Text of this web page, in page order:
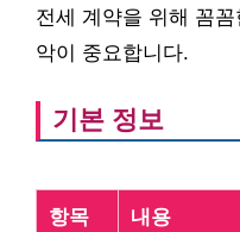
전세 계약을 위해 꼼
악이 중요합니다.
기본 정보
항목 내용